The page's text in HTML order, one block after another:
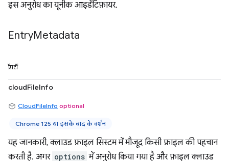
इस अनुरोध का यूनीक आइडेंटिफ़ायर.
EntryMetadata
प्रॉपर्टी
cloudFileInfo
CloudFileInfo optional
Chrome 125 या इसके बाद के वर्शन
यह जानकारी, क्लाउड फ़ाइल सिस्टम में मौजूद किसी फ़ाइल की पहचान
करती है. अगर options में अनुरोध किया गया है और फ़ाइल क्लाउड